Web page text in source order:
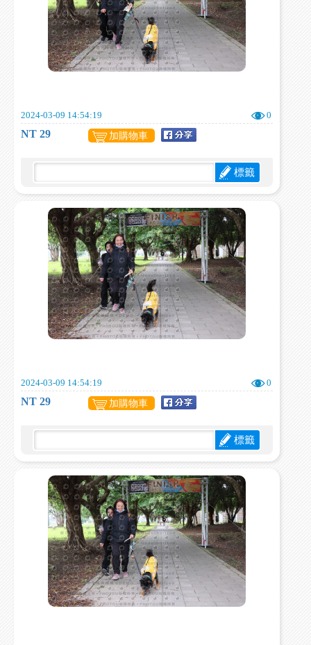
2024-03-09 14:54:19 0
NT 29 加購物車
標籤
2024-03-09 14:54:19 0
NT 29 加購物車
標籤